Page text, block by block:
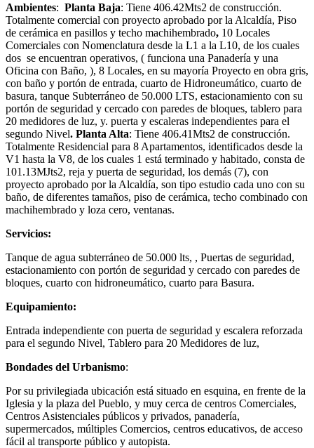
Ambientes: Planta Baja: Tiene 406.42Mts2 de construcción.
Totalmente comercial con proyecto aprobado por la Alcaldía, Piso
de cerámica en pasillos y techo machihembrado, 10 Locales
Comerciales con Nomenclatura desde la L1 a la L10, de los cuales
dos se encuentran operativos, ( funciona una Panadería y una
Oficina con Baño, ), 8 Locales, en su mayoría Proyecto en obra gris,
con baño y portón de entrada, cuarto de Hidroneumático, cuarto de
basura, tanque Subterráneo de 50.000 LTS, estacionamiento con su
portón de seguridad y cercado con paredes de bloques, tablero para
20 medidores de luz, y. puerta y escaleras independientes para el
segundo Nivel. Planta Alta: Tiene 406.41Mts2 de construcción.
Totalmente Residencial para 8 Apartamentos, identificados desde la
V1 hasta la V8, de los cuales 1 está terminado y habitado, consta de
101.13MJts2, reja y puerta de seguridad, los demás (7), con
proyecto aprobado por la Alcaldía, son tipo estudio cada uno con su
baño, de diferentes tamaños, piso de cerámica, techo combinado con
machihembrado y loza cero, ventanas.
Servicios:
Tanque de agua subterráneo de 50.000 lts, , Puertas de seguridad,
estacionamiento con portón de seguridad y cercado con paredes de
bloques, cuarto con hidroneumático, cuarto para Basura.
Equipamiento:
Entrada independiente con puerta de seguridad y escalera reforzada
para el segundo Nivel, Tablero para 20 Medidores de luz,
Bondades del Urbanismo:
Por su privilegiada ubicación está situado en esquina, en frente de la
Iglesia y la plaza del Pueblo, y muy cerca de centros Comerciales,
Centros Asistenciales públicos y privados, panadería,
supermercados, múltiples Comercios, centros educativos, de acceso
fácil al transporte público y autopista.